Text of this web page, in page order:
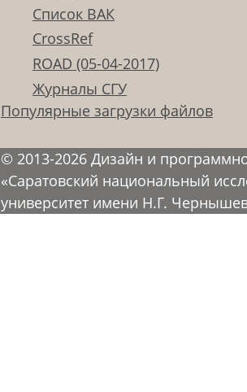
Список ВАК
CrossRef
ROAD (05-04-2017)
Журналы СГУ
Популярные загрузки файлов
© 2013-2026 Дизайн и
«Саратовский национальный
университет имени Н.Г.